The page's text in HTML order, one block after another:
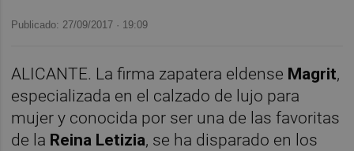
Publicado: 27/09/2017 · 19:09
ALICANTE. La firma zapatera eldense Magrit,
especializada en el calzado de lujo para
mujer y conocida por ser una de las favoritas
de la Reina Letizia, se ha disparado en los